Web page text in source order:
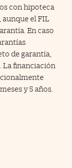
con hipoteca
aunque el FIL
En caso
de garantía,
La financiación
y 5 años.